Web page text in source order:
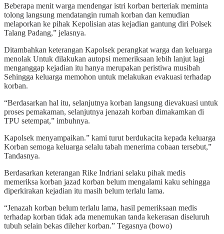
Beberapa menit warga mendengar istri korban berteriak meminta
tolong langsung mendatangin rumah korban dan kemudian
melaporkan ke pihak Kepolisian atas kejadian gantung diri Polsek
Talang Padang,” jelasnya.
Ditambahkan keterangan Kapolsek perangkat warga dan keluarga
menolak Untuk dilakukan autopsi memeriksaan lebih lanjut lagi
menganggap kejadian itu hanya merupakan peristiwa musibah
Sehingga keluarga memohon untuk melakukan evakuasi terhadap
korban.
“Berdasarkan hal itu, selanjutnya korban langsung dievakuasi untuk
proses pemakaman, selanjutnya jenazah korban dimakamkan di
TPU setempat,” imbuhnya.
Kapolsek menyampaikan.” kami turut berdukacita kepada keluarga
Korban semoga keluarga selalu tabah menerima cobaan tersebut,”
Tandasnya.
Berdasarkan keterangan Rike Indriani selaku pihak medis
memeriksa korban jazad korban belum mengalami kaku sehingga
diperkirakan kejadian itu masih belum terlalu lama.
“Jenazah korban belum terlalu lama, hasil pemeriksaan medis
terhadap korban tidak ada menemukan tanda kekerasan diseluruh
tubuh selain bekas dileher korban.” Tegasnya (bowo)